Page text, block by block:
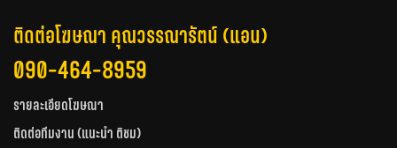
ติดต่อโฆษณา คุณวรรณารัตน์ (แอน)
090-464-8959
รายละเอียดโฆษณา
ติดต่อทีมงาน (แนะนำ ติชม)